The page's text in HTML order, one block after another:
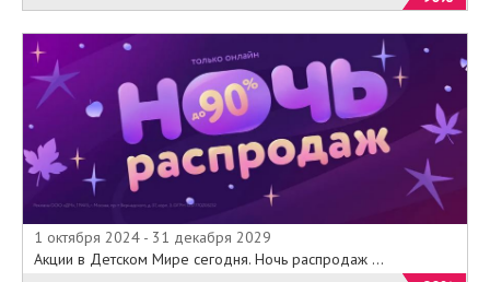
1 октября 2024 - 31 декабря 2029
Акции в Детском Мире сегодня. Ночь распродаж ...